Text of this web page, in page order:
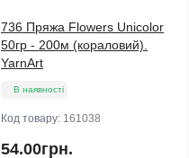
736 Пряжа Flowers Unicolor
50гр - 200м (кораловий).
YarnArt
В наявності
Код товару: 161038
54.00грн.